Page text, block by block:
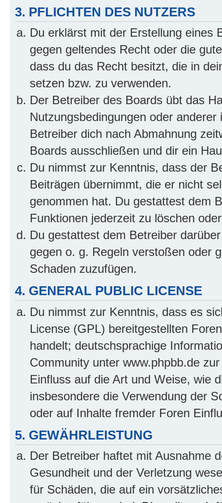
3. PFLICHTEN DES NUTZERS
Du erklärst mit der Erstellung eines
gegen geltendes Recht oder die
dass du das Recht besitzt, die in
setzen bzw. zu verwenden.
Der Betreiber des Boards übt das
Nutzungsbedingungen oder
Betreiber dich nach Abmahnung
Boards ausschließen und dir ein
Du nimmst zur Kenntnis, dass der
Beiträgen übernimmt, die er nicht
genommen hat. Du gestattest dem
Funktionen jederzeit zu löschen
Du gestattest dem Betreiber
gegen o. g. Regeln verstoßen oder
Schaden zuzufügen.
4. GENERAL PUBLIC LICENSE
Du nimmst zur Kenntnis, dass es
License (GPL) bereitgestellten
handelt; deutschsprachige
Community unter www.phpbb.de
Einfluss auf die Art und Weise, wie
insbesondere die Verwendung der
oder auf Inhalte fremder Foren
5. GEWÄHRLEISTUNG
Der Betreiber haftet mit Ausnahme
Gesundheit und der Verletzung
für Schäden, die auf ein